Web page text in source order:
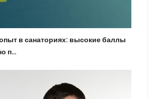
в санаториях: высокие баллы
п…